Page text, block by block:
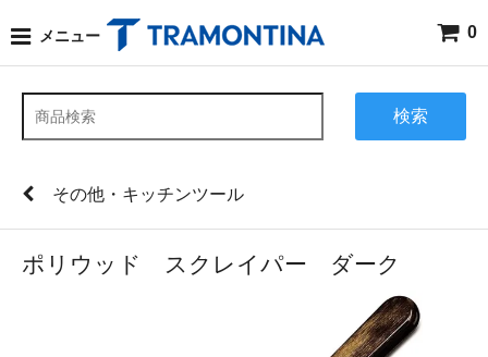
メニュー 0
検索
その他・キッチンツール
ポリウッド スクレイパー ダーク